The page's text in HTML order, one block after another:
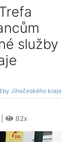
služby
Jihočeského kraje
82x